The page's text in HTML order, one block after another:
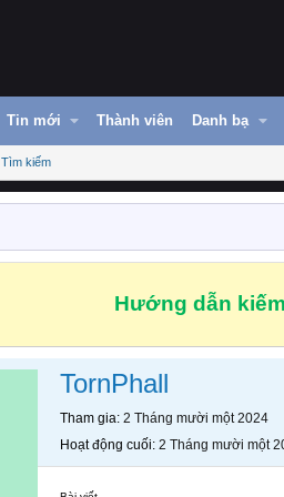
Tin mới Thành viên Danh bạ
Tìm kiếm
Hướng dẫn
TornPhall
Tham gia 2 Tháng mười một 2024
Hoạt động cuối 2 Tháng mười một